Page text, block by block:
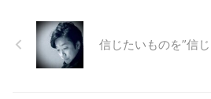
信じたいものを”信